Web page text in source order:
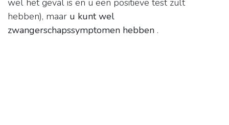
wel het geval is en u een positieve test zult
hebben), maar u kunt wel
zwangerschapssymptomen hebben .